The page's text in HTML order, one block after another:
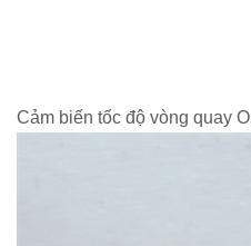
Cảm biến tốc độ vòng quay